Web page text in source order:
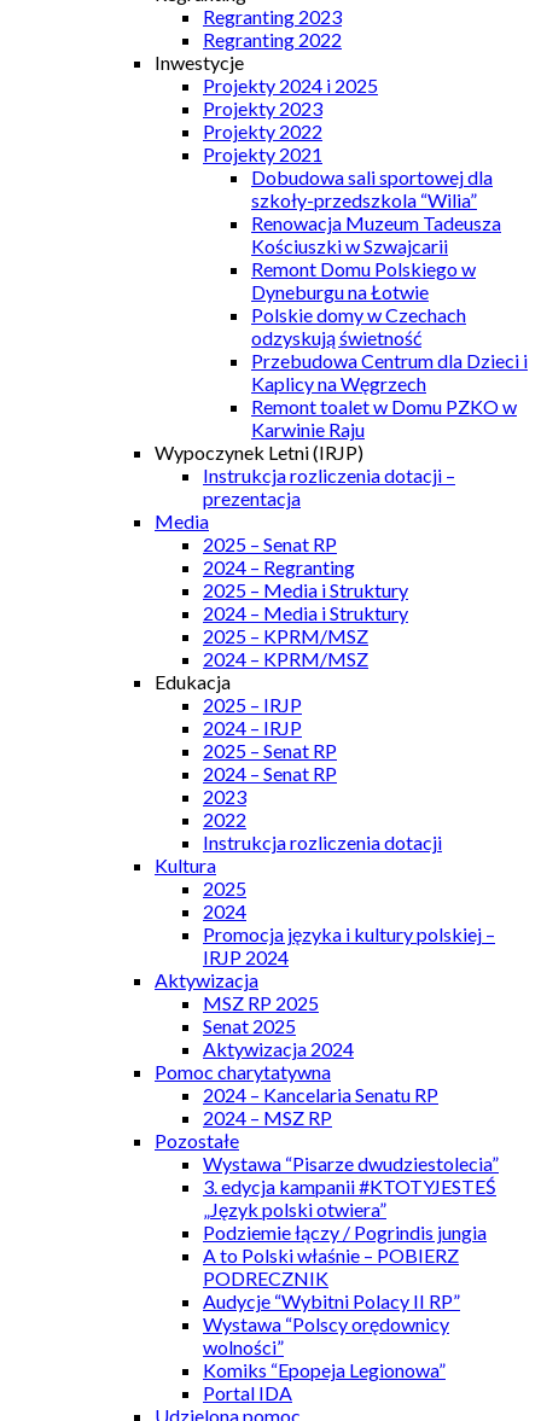
Regranting 2023
Regranting 2022
Inwestycje
Projekty 2024 i 2025
Projekty 2023
Projekty 2022
Projekty 2021
Dobudowa sali sportowej dla
szkoły-przedszkola “Wilia”
Renowacja Muzeum Tadeusza
Kościuszki w Szwajcarii
Remont Domu Polskiego w
Dyneburgu na Łotwie
Polskie domy w Czechach
odzyskują świetność
Przebudowa Centrum dla Dzieci i
Kaplicy na Węgrzech
Remont toalet w Domu PZKO w
Karwinie Raju
Wypoczynek Letni (IRJP)
Instrukcja rozliczenia dotacji –
prezentacja
Media
2025 – Senat RP
2024 – Regranting
2025 – Media i Struktury
2024 – Media i Struktury
2025 – KPRM/MSZ
2024 – KPRM/MSZ
Edukacja
2025 – IRJP
2024 – IRJP
2025 – Senat RP
2024 – Senat RP
2023
2022
Instrukcja rozliczenia dotacji
Kultura
2025
2024
Promocja języka i kultury polskiej –
IRJP 2024
Aktywizacja
MSZ RP 2025
Senat 2025
Aktywizacja 2024
Pomoc charytatywna
2024 – Kancelaria Senatu RP
2024 – MSZ RP
Pozostałe
Wystawa “Pisarze dwudziestolecia”
3. edycja kampanii #KTOTYJESTEŚ
„Język polski otwiera”
Podziemie łączy / Pogrindis jungia
A to Polski właśnie – POBIERZ
PODRECZNIK
Audycje “Wybitni Polacy II RP”
Wystawa “Polscy orędownicy
wolności”
Komiks “Epopeja Legionowa”
Portal IDA
Udzielona pomoc